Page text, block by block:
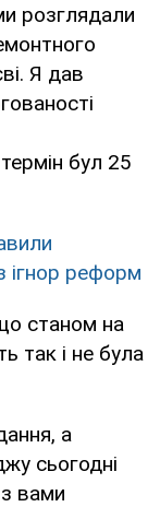
розглядали
Я дав
бул 25
ігнор реформ
станом на
так і не була
а
сьогодні
вами